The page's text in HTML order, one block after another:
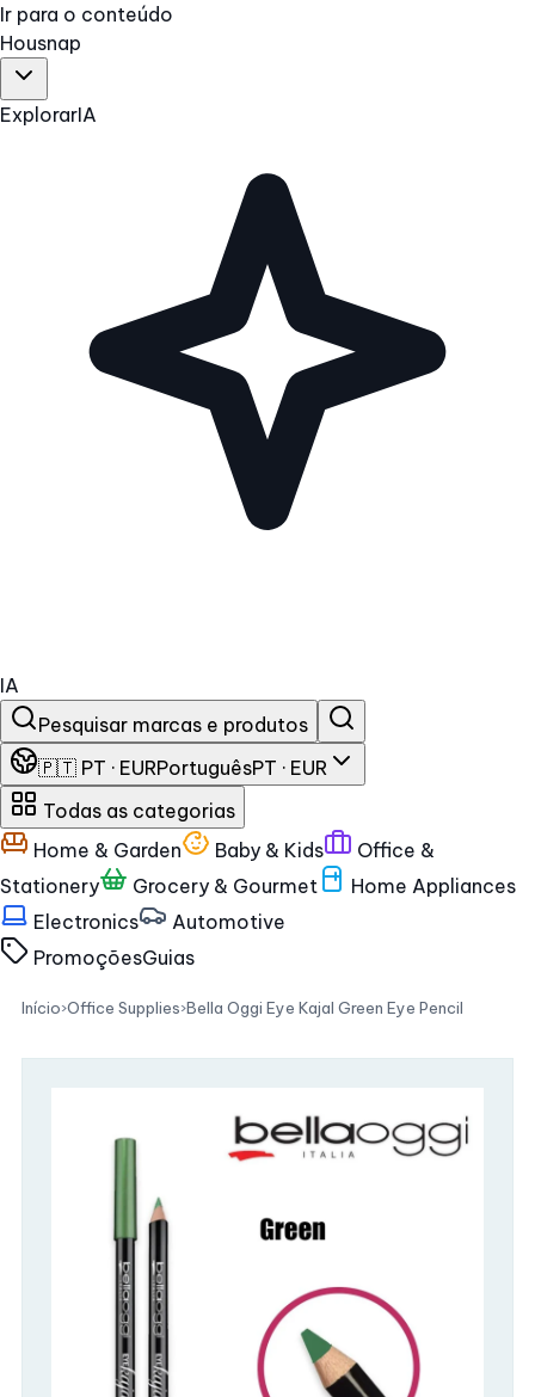
Ir para o conteúdo
Housnap
ExplorarIA
IA
Pesquisar marcas e produtos
🇵🇹 PT · EURPortuguêsPT · EUR
Todas as categorias
Home & Garden
Baby & Kids
Office &
Stationery
Grocery & Gourmet
Home Appliances
Electronics
Automotive
PromoçõesGuias
Início›Office Supplies›Bella Oggi Eye Kajal Green Eye Pencil